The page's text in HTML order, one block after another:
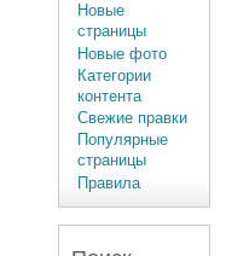
Новые
страницы
Новые фото
Категории
контента
Свежие правки
Популярные
страницы
Правила